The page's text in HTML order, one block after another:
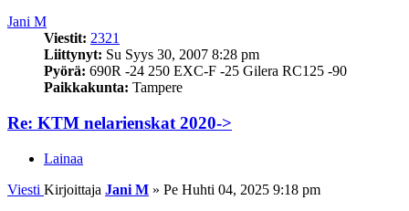
Jani M
Viestit: 2321
Liittynyt: Su Syys 30, 2007 8:28 pm
Pyörä: 690R -24 250 EXC-F -25 Gilera RC125 -90
Paikkakunta: Tampere
Re: KTM nelarienskat 2020->
Lainaa
Viesti Kirjoittaja Jani M » Pe Huhti 04, 2025 9:18 pm